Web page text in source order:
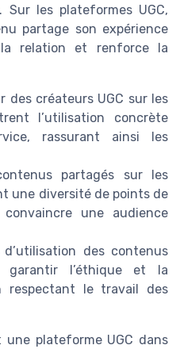
Sur les plateformes UGC,
partage son expérience
relation et renforce la
des créateurs UGC sur les
l’utilisation concrète
rassurant ainsi les
partagés sur les
une diversité de points de
une audience
des contenus
garantir l’éthique et la
respectant le travail des
plateforme UGC dans